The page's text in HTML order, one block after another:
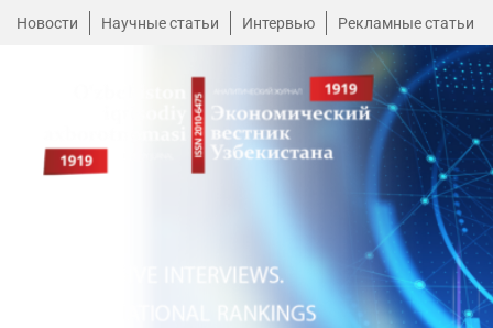
Новости Научные статьи Интервью Рекламные статьи